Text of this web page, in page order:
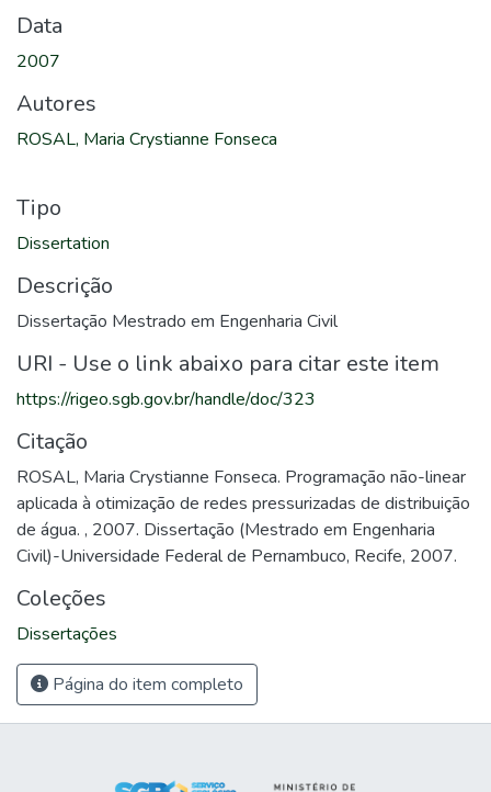
Data
2007
Autores
ROSAL, Maria Crystianne Fonseca
Tipo
Dissertation
Descrição
Dissertação Mestrado em Engenharia Civil
URI - Use o link abaixo para citar este item
https://rigeo.sgb.gov.br/handle/doc/323
Citação
ROSAL, Maria Crystianne Fonseca. Programação não-linear
aplicada à otimização de redes pressurizadas de distribuição
de água. , 2007. Dissertação (Mestrado em Engenharia
Civil)-Universidade Federal de Pernambuco, Recife, 2007.
Coleções
Dissertações
Página do item completo